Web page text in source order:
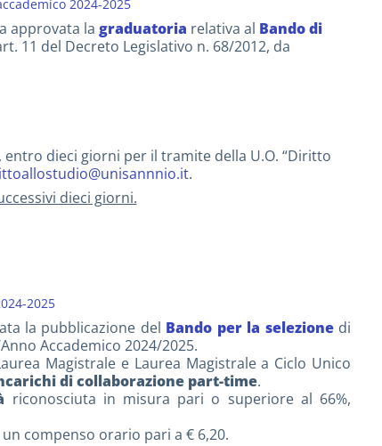
2024-2025
approvata la graduatoria relativa al Bando di
11 del Decreto Legislativo n. 68/2012, da
dieci giorni per il tramite della U.O. “Diritto
.
dieci giorni.
2025
la pubblicazione del Bando per la selezionedi
Accademico 2024/2025.
Magistrale e Laurea Magistrale a Ciclo Unico
di collaborazione part-time.
riconosciuta in misura pari o superiore al 66%,
compenso orario pari a € 6,20.